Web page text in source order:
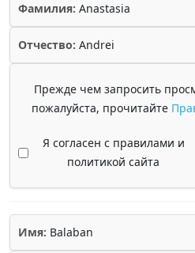
Фамилия: Anastasia
Отчество: Andrei
Прежде чем запросить
пожалуйста, прочитайте
Я согласен с правилами и
политикой сайта
Имя: Balaban